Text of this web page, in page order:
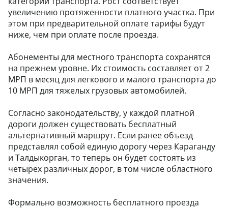
увеличению протяженности платного участка. При
этом при предварительной оплате тарифы будут
ниже, чем при оплате после проезда.
Абонементы для местного транспорта сохранятся
на прежнем уровне. Их стоимость составляет от 2
МРП в месяц для легкового и малого транспорта до
10 МРП для тяжелых грузовых автомобилей.
Согласно законодательству, у каждой платной
дороги должен существовать бесплатный
альтернативный маршрут. Если ранее объезд
представлял собой единую дорогу через Караганду
и Талдыкорган, то теперь он будет состоять из
четырех различных дорог, в том числе областного
значения.
Формально возможность бесплатного проезда